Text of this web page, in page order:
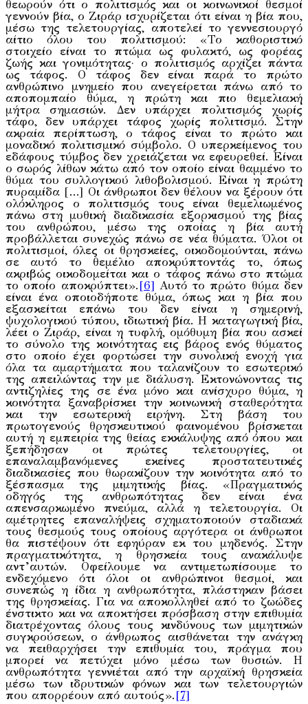
θεωρούν ότι ο πολιτισμός και οι κοινωνικοί θεσμοί
γεννούν βία, ο Ζιράρ ισχυρίζεται ότι είναι η βία που,
μέσω της τελετουργίας, αποτελεί το γεννεσιουργό
αίτιο όλου του πολιτισμού: «Το καθοριστικό
στοιχείο είναι το πτώμα ως φυλακτό, ως φορέας
ζωής και γονιμότητας· ο πολιτισμός αρχίζει πάντα
ως τάφος. Ο τάφος δεν είναι παρά το πρώτο
ανθρώπινο μνημείο που ανεγείρεται πάνω από το
αποπομπαίο θύμα, η πρώτη και πιο θεμελιακή
μήτρα σημασιών. Δεν υπάρχει πολιτισμός χωρίς
τάφο, δεν υπάρχει τάφος χωρίς πολιτισμό. Στην
ακραία περίπτωση, ο τάφος είναι το πρώτο και
μοναδικό πολιτισμικό σύμβολο. Ο υπερκείμενος του
εδάφους τύμβος δεν χρειάζεται να εφευρεθεί. Είναι
ο σωρός λίθων κάτω από τον οποίο είναι θαμμένο το
θύμα του συλλογικού λιθοβολισμού. Είναι η πρώτη
πυραμίδα […] Οι άνθρωποι δεν θέλουν να ξέρουν ότι
ολόκληρος ο πολιτισμός τους είναι θεμελιωμένος
πάνω στη μυθική διαδικασία εξορκισμού της βίας
του ανθρώπου, μέσω της οποίας η βία αυτή
προβάλλεται συνεχώς πάνω σε νέα θύματα. Όλοι οι
πολιτισμοί, όλες οι θρησκείες, οικοδομούνται, πάνω
σε αυτό το θεμέλιο αποκρύπτοντάς το, όπως
ακριβώς οικοδομείται και ο τάφος πάνω στο πτώμα
το οποίο αποκρύπτει».[6] Αυτό το πρώτο θύμα δεν
είναι ένα οποιοδήποτε θύμα, όπως και η βία που
εξασκείται επάνω του δεν είναι η σημερινή,
ψυχολογικού τύπου, ιδιωτική βία. Η καταγωγική βία,
λέει ο Ζιράρ, είναι η τυφλή, ομόθυμη βία που ασκεί
το σύνολο της κοινότητας εις βάρος ενός θύματος
στο οποίο έχει φορτώσει την συνολική ενοχή για
όλα τα αμαρτήματα που ταλανίζουν το εσωτερικό
της απειλώντας την με διάλυση. Εκτονώνοντας τις
αντιζηλίες της σε ένα μόνο και ανίσχυρο θύμα, η
κοινότητα ξαναβρίσκει την κοινωνική σταθερότητα
και την εσωτερική ειρήνη. Στη βάση του
πρωτογενούς θρησκευτικού φαινομένου βρίσκεται
αυτή η εμπειρία της θείας εκκάλυψης από όπου και
ξεπήδησαν οι πρώτες τελετουργίες, οι
επαναλαμβανόμενες εκείνες προστατευτικές
διαδικασίες που θωρακίζουν την κοινότητα από το
ξέσπασμα της μιμητικής βίας. «Πραγματικός
οδηγός της ανθρωπότητας δεν είναι ένα
απενσαρκωμένο πνεύμα, αλλά η τελετουργία. Οι
αμέτρητες επαναλήψεις σχηματοποιούν σταδιακά
τους θεσμούς τους οποίους αργότερα οι άνθρωποι
θα πιστέψουν ότι εφηύραν εκ του μηδενός. Στην
πραγματικότητα, η θρησκεία τους ανακάλυψε
αντ’αυτών. Οφείλουμε να αντιμετωπίσουμε το
ενδεχόμενο ότι όλοι οι ανθρώπινοι θεσμοί, και
συνεπώς η ίδια η ανθρωπότητα, πλάστηκαν βάσει
της θρησκείας. Για να αποκολληθεί από το ζωώδες
ένστικτο και να αποκτήσει πρόσβαση στην επιθυμία
διατρέχοντας όλους τους κινδύνους των μιμητικών
συγκρούσεων, ο άνθρωπος αισθάνεται την ανάγκη
να πειθαρχήσει την επιθυμία του, πράγμα που
μπορεί να πετύχει μόνο μέσω των θυσιών. Η
ανθρωπότητα γεννιέται από την αρχαϊκή θρησκεία
μέσω των ιδρυτικών φόνων και των τελετουργιών
που απορρέουν από αυτούς».[7]